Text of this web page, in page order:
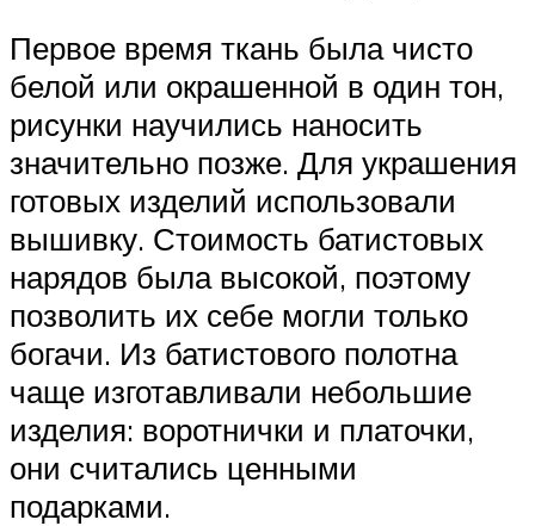
Первое время ткань была чисто
белой или окрашенной в один тон,
рисунки научились наносить
значительно позже. Для украшения
готовых изделий использовали
вышивку. Стоимость батистовых
нарядов была высокой, поэтому
позволить их себе могли только
богачи. Из батистового полотна
чаще изготавливали небольшие
изделия: воротнички и платочки,
они считались ценными
подарками.